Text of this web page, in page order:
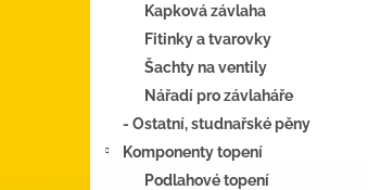
Kapková závlaha
Fitinky a tvarovky
Šachty na ventily
Nářadí pro závlaháře
- Ostatní, studnařské pěny
Komponenty topení
Podlahové topení